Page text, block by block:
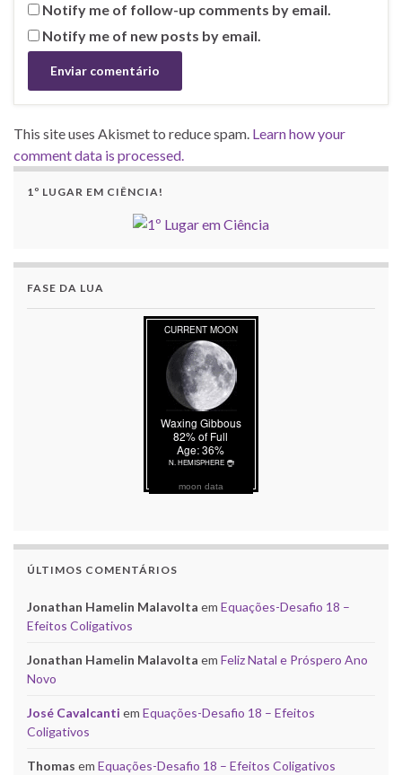
Notify me of follow-up comments by email.
Notify me of new posts by email.
This site uses Akismet to reduce spam. Learn how your
comment data is processed.
1º LUGAR EM CIÊNCIA!
FASE DA LUA
moon data
ÚLTIMOS COMENTÁRIOS
Jonathan Hamelin Malavolta em Equações-Desafio 18 –
Efeitos Coligativos
Jonathan Hamelin Malavolta em Feliz Natal e Próspero Ano
Novo
José Cavalcanti em Equações-Desafio 18 – Efeitos
Coligativos
Thomas em Equações-Desafio 18 – Efeitos Coligativos